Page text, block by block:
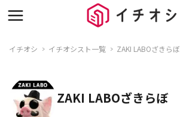
イチオシ イチオシスト一覧 ZAKI LABOざきらぼ
ZAKI LABOざきらぼ